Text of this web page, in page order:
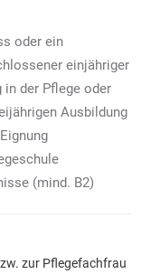
oder ein
einjähriger
der Pflege oder
Ausbildung
(mind. B2)
zur Pflegefachfrau